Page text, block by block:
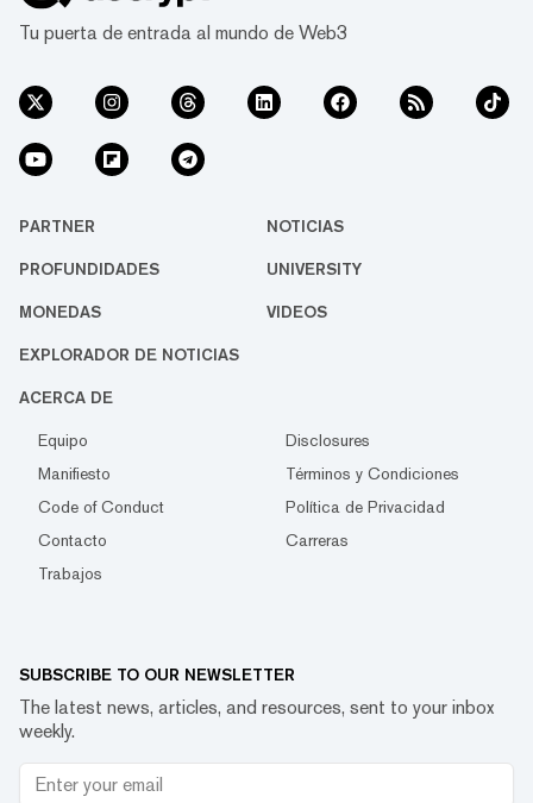
Tu puerta de entrada al mundo de Web3
PARTNER NOTICIAS
PROFUNDIDADES UNIVERSITY
MONEDAS VIDEOS
EXPLORADOR DE NOTICIAS
ACERCA DE
Equipo
Disclosures
Manifiesto
Términos y Condiciones
Code of Conduct
Política de Privacidad
Contacto
Carreras
Trabajos
SUBSCRIBE TO OUR NEWSLETTER
The latest news, articles, and resources, sent to your inbox
weekly.